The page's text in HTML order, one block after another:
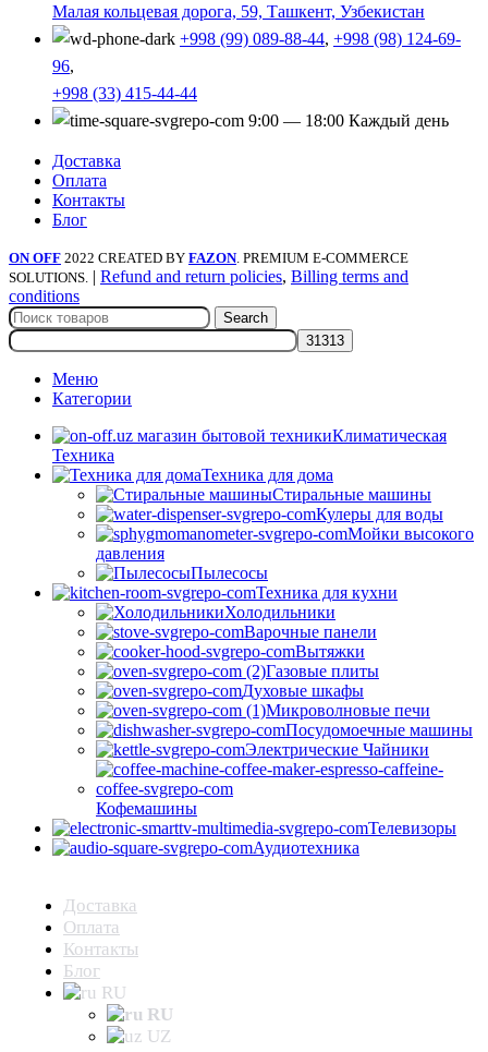
Малая кольцевая дорога, 59, Ташкент, Узбекистан
+998 (99) 089-88-44, +998 (98) 124-69-
96,
+998 (33) 415-44-44
9:00 — 18:00 Каждый день
Доставка
Оплата
Контакты
Блог
ON OFF 2022 CREATED BY FAZON. PREMIUM E-COMMERCE
SOLUTIONS. | Refund and return policies, Billing terms and
conditions
Search
Меню
Категории
Климатическая
Техника
Техника для дома
Стиральные машины
Кулеры для воды
Мойки высокого
давления
Пылесосы
Техника для кухни
Холодильники
Варочные панели
Вытяжки
Газовые плиты
Духовые шкафы
Микроволновые печи
Посудомоечные машины
Электрические Чайники
Кофемашины
Телевизоры
Аудиотехника
Доставка
Оплата
Контакты
Блог
RU
RU
UZ